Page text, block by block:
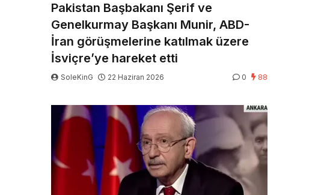
Pakistan Başbakanı Şerif ve
Genelkurmay Başkanı Munir, ABD-
İran görüşmelerine katılmak üzere
İsviçre’ye hareket etti
SoleKinG 22 Haziran 2026 0 88